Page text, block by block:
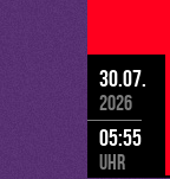
30.07.
2026
05:55
Uhr